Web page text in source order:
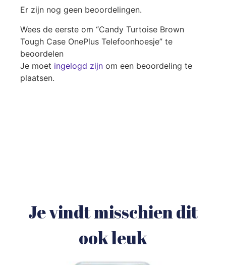
Er zijn nog geen beoordelingen.
Wees de eerste om “Candy Turtoise Brown
Tough Case OnePlus Telefoonhoesje” te
beoordelen
Je moet ingelogd zijn om een beoordeling te
plaatsen.
Je vindt misschien dit
ook leuk